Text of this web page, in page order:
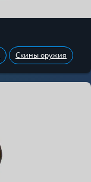
Скины оружия